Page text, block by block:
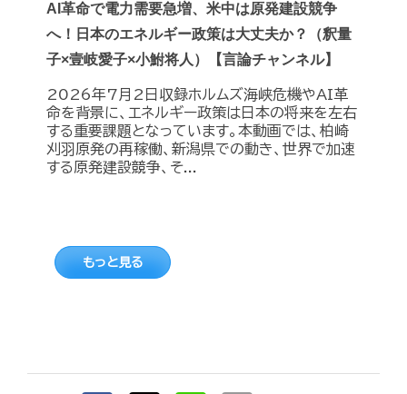
AI革命で電力需要急増、米中は原発建設競争
へ！日本のエネルギー政策は大丈夫か？（釈量
子×壹岐愛子×小鮒将人）【言論チャンネル】
2026年7月2日収録ホルムズ海峡危機やAI革
命を背景に、エネルギー政策は日本の将来を左右
する重要課題となっています。本動画では、柏崎
刈羽原発の再稼働、新潟県での動き、世界で加速
する原発建設競争、そ...
もっと見る